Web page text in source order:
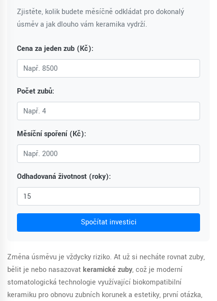
Zjistěte, kolik budete měsíčně odkládat pro dokonalý
úsměv a jak dlouho vám keramika vydrží.
Cena za jeden zub (Kč):
Počet zubů:
Měsíční spoření (Kč):
Odhadovaná životnost (roky):
Spočítat investici
Změna úsměvu je vždycky riziko. Ať už si necháte rovnat zuby,
bělit je nebo nasazovatkeramické zuby, což je moderní
stomatologická technologie využívající biokompatibilní
keramiku pro obnovu zubních korunek a estetiky, první otázka,